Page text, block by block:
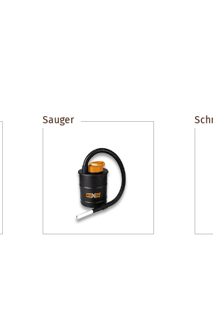
Sauger